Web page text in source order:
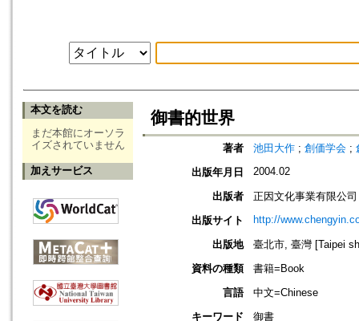
本文を読む
まだ本館にオーソラ
イズされていません
加えサービス
御書的世界
著者 池田大作 ; 創価学会 ;
出版年月日
2004.02
出版者
正因文化事業有限公司
出版サイト
http://
出版地
臺北市, 臺灣 [Taipei
資料の種類
書籍=Book
言語
中文=Chinese
キーワード
御書